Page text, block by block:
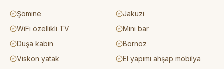
Şömine
Jakuzi
WiFi özellikli TV
Mini bar
Duşa kabin
Bornoz
Viskon yatak
El yapımı ahşap mobilya